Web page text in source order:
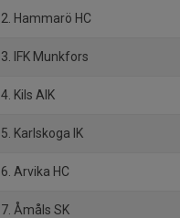
2. Hammarö HC
3. IFK Munkfors
4. Kils AIK
5. Karlskoga IK
6. Arvika HC
7. Åmåls SK